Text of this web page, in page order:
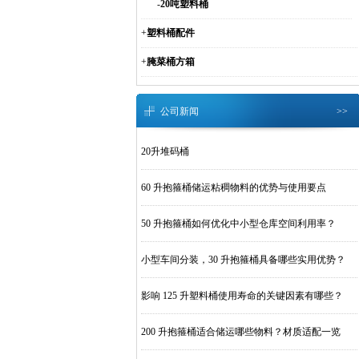
-20吨塑料桶
+塑料桶配件
+腌菜桶方箱
公司新闻 >>
20升堆码桶
60 升抱箍桶储运粘稠物料的优势与使用要点
50 升抱箍桶如何优化中小型仓库空间利用率？
小型车间分装，30 升抱箍桶具备哪些实用优势？
影响 125 升塑料桶使用寿命的关键因素有哪些？
200 升抱箍桶适合储运哪些物料？材质适配一览